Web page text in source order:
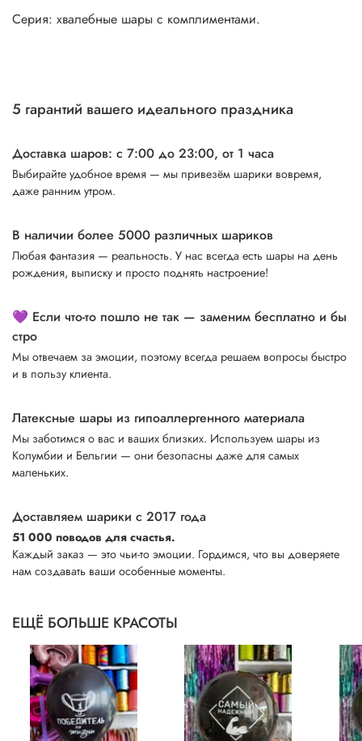
Серия: хвалебные шары с комплиментами.
5 гарантий вашего идеального праздника
Доставка шаров: с 7:00 до 23:00, от 1 часа
Выбирайте удобное время — мы привезём шарики вовремя,
даже ранним утром.
В наличии более 5000 различных шариков
Любая фантазия — реальность. У нас всегда есть шары на день
рождения, выписку и просто поднять настроение!
💜 Если что-то пошло не так — заменим бесплатно и бы
стро
Мы отвечаем за эмоции, поэтому всегда решаем вопросы быстро
и в пользу клиента.
Латексные шары из гипоаллергенного материала
Мы заботимся о вас и ваших близких. Используем шары из
Колумбии и Бельгии — они безопасны даже для самых
маленьких.
Доставляем шарики с 2017 года
51 000 поводов для счастья.
Каждый заказ — это чьи-то эмоции. Гордимся, что вы доверяете
нам создавать ваши особенные моменты.
ЕЩЁ БОЛЬШЕ КРАСОТЫ